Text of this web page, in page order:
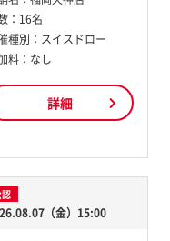
： 16名
種別： スイスドロー
料： なし
詳細
（金）15:00